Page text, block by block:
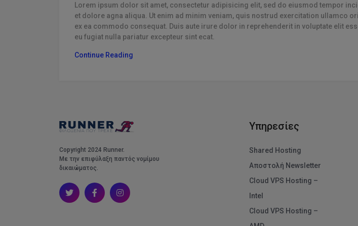
Lorem ipsum dolor sit amet, consectetur adipisicing elit, sed do eiusmod tempor
et dolore agna aliqua. Ut enim ad minim veniam, quis nostrud exercitation ullamco
ex ea commodo consequat. Duis aute irure dolor in reprehenderit in voluptate elit
eu fugiat nulla pariatur excepteur sint ecat.
Continue Reading
Copyright 2024 Runner.
Με την επιφύλαξη παντός νομίμου
δικαιώματος.
Υπηρεσίες
Shared Hosting
Αποστολή Newsletter
Cloud VPS Hosting –
Intel
Cloud VPS Hosting –
Χαρακτηριστικά (απαιτούμενο)
Ειδικοί Σκοποί